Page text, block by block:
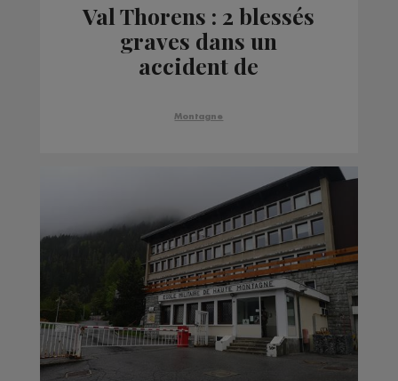
Val Thorens : 2 blessés
graves dans un
accident de
matin
Montagne